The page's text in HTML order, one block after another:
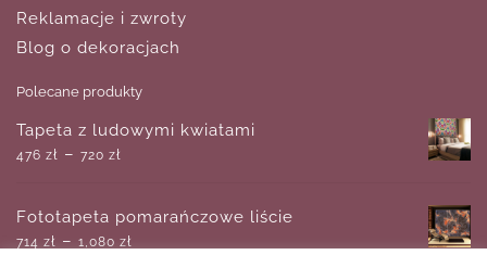
Reklamacje i zwroty
Blog o dekoracjach
Polecane produkty
Tapeta z ludowymi kwiatami
476 zł – 720 zł
Fototapeta pomarańczowe liście
714 zł – 1,080 zł